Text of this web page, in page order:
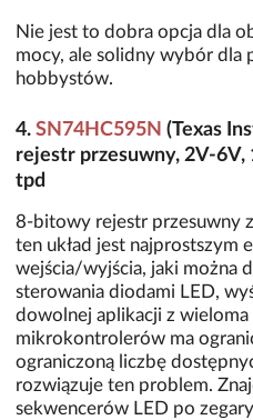
Nie jest to dobra opcja dla
mocy, ale solidny wybór dla
hobbystów.
4. SN74HC595N (Texas
rejestr przesuwny, 2V-6V,
tpd
8-bitowy rejestr przesuwny
ten układ jest najprostszym
wejścia/wyjścia, jaki można
sterowania diodami LED,
dowolnej aplikacji z
mikrokontrolerów ma
ograniczoną liczbę
rozwiązuje ten problem.
sekwencerów LED po